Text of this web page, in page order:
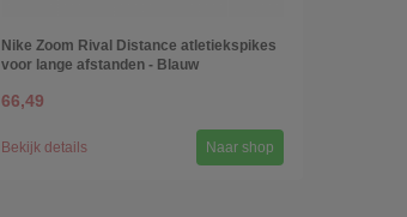
Nike Zoom Rival Distance atletiekspikes
voor lange afstanden - Blauw
66,49
Bekijk details Naar shop